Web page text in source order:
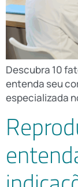
Descubra 10
entenda seu
especializada